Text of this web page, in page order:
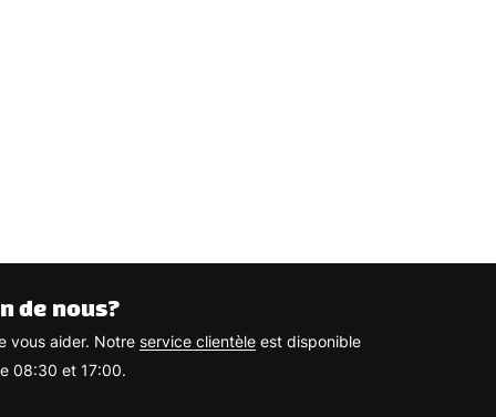
de nous?
vous aider. Notre service clientèle est disponible
08:30 et 17:00.